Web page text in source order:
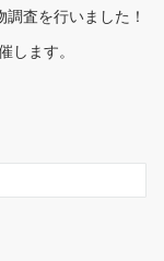
査を行いました！
します。